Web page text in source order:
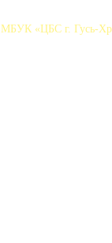
МБУК «ЦБС г. Гусь-